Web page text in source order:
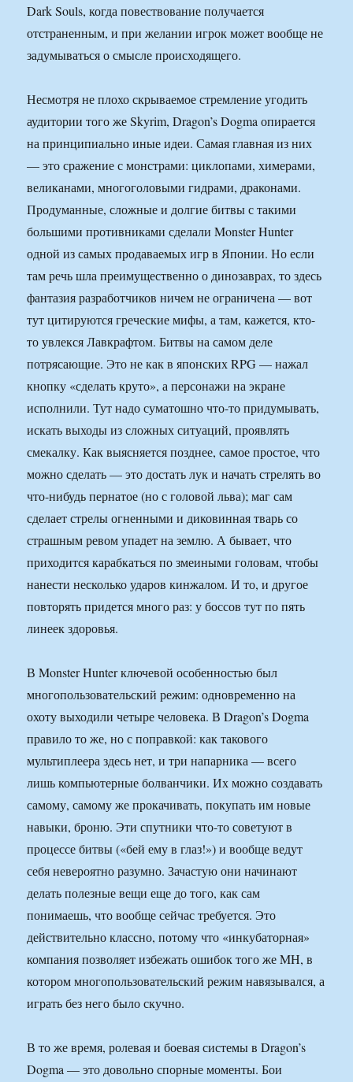
Dark Souls, когда повествование получается
отстраненным, и при желании игрок может вообще не
задумываться о смысле происходящего.
Несмотря не плохо скрываемое стремление угодить
аудитории того же Skyrim, Dragon’s Dogma опирается
на принципиально иные идеи. Самая главная из них
— это сражение с монстрами: циклопами, химерами,
великанами, многоголовыми гидрами, драконами.
Продуманные, сложные и долгие битвы с такими
большими противниками сделали Monster Hunter
одной из самых продаваемых игр в Японии. Но если
там речь шла преимущественно о динозаврах, то здесь
фантазия разработчиков ничем не ограничена — вот
тут цитируются греческие мифы, а там, кажется, кто-
то увлекся Лавкрафтом. Битвы на самом деле
потрясающие. Это не как в японских RPG — нажал
кнопку «сделать круто», а персонажи на экране
исполнили. Тут надо суматошно что-то придумывать,
искать выходы из сложных ситуаций, проявлять
смекалку. Как выясняется позднее, самое простое, что
можно сделать — это достать лук и начать стрелять во
что-нибудь пернатое (но с головой льва); маг сам
сделает стрелы огненными и диковинная тварь со
страшным ревом упадет на землю. А бывает, что
приходится карабкаться по змеиными головам, чтобы
нанести несколько ударов кинжалом. И то, и другое
повторять придется много раз: у боссов тут по пять
линеек здоровья.
В Monster Hunter ключевой особенностью был
многопользовательский режим: одновременно на
охоту выходили четыре человека. В Dragon’s Dogma
правило то же, но с поправкой: как такового
мультиплеера здесь нет, и три напарника — всего
лишь компьютерные болванчики. Их можно создавать
самому, самому же прокачивать, покупать им новые
навыки, броню. Эти спутники что-то советуют в
процессе битвы («бей ему в глаз!») и вообще ведут
себя невероятно разумно. Зачастую они начинают
делать полезные вещи еще до того, как сам
понимаешь, что вообще сейчас требуется. Это
действительно классно, потому что «инкубаторная»
компания позволяет избежать ошибок того же MH, в
котором многопользовательский режим навязывался, а
играть без него было скучно.
В то же время, ролевая и боевая системы в Dragon’s
Dogma — это довольно спорные моменты. Бои